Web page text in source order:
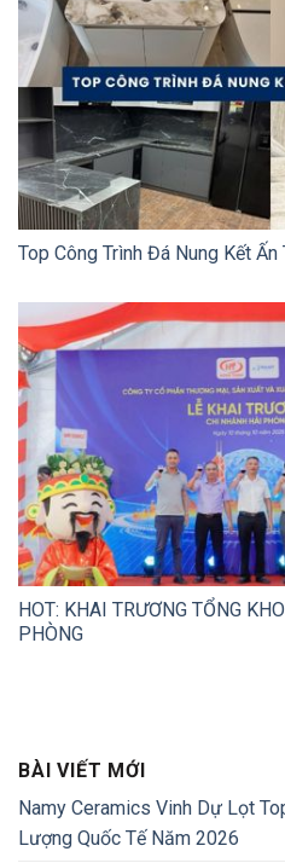
Top Công Trình Đá Nung Kết
HOT: KHAI TRƯƠNG TỔNG
PHÒNG
BÀI VIẾT MỚI
Namy Ceramics Vinh Dự Lọt
Lượng Quốc Tế Năm 2026